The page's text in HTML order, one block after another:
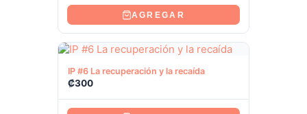
AGREGAR
Ver producto
IP #6 La recuperación y la recaída
₡300